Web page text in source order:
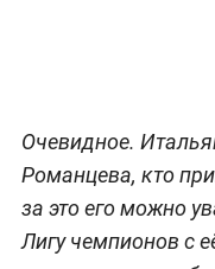
Очевидное.
Романцева, кто
за это его можно
Лигу чемпионов с